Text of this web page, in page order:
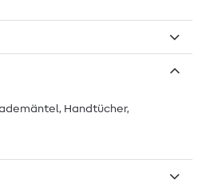
Handtücher,